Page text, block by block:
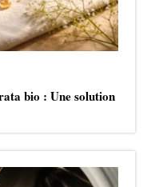
bio : Une solution